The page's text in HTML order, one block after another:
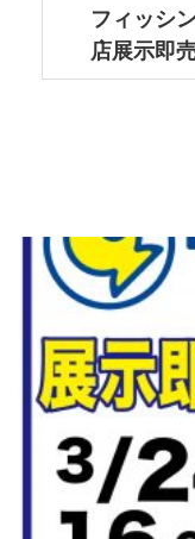
フィッシ
店展示即